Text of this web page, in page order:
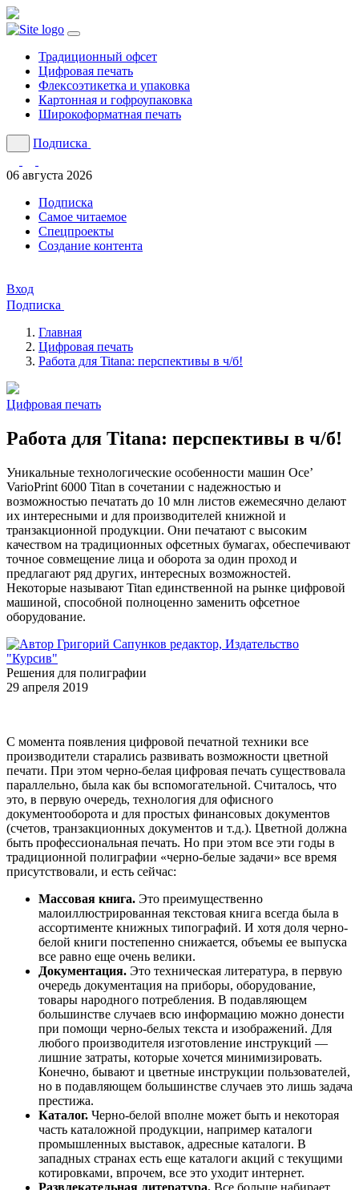
Традиционный офсет
Цифровая печать
Флексоэтикетка и упаковка
Картонная и гофроупаковка
Широкоформатная печать
Подписка
06 августа 2026
Подписка
Cамое читаемое
Спецпроекты
Создание контента
Вход
Подписка
Главная
Цифровая печать
Работа для Titana: перспективы в ч/б!
Цифровая печать
Работа для Titana: перспективы в ч/б!
Уникальные технологические особенности машин Ocе’
VarioPrint 6000 Titan в сочетании с надежностью и
возможностью печатать до 10 млн листов ежемесячно делают
их интересными и для производителей книжной и
транзакционной продукции. Они печатают с высоким
качеством на традиционных офсетных бумагах, обеспечивают
точное совмещение лица и оборота за один проход и
предлагают ряд других, интересных возможностей.
Некоторые называют Titan единственной на рынке цифровой
машиной, способной полноценно заменить офсетное
оборудование.
Григорий Сапунков редактор, Издательство
"Курсив"
Решения для полиграфии
29 апреля 2019
С момента появления цифровой печатной техники все
производители старались развивать возможности цветной
печати. При этом черно-белая цифровая печать существовала
параллельно, была как бы вспомогательной. Считалось, что
это, в первую очередь, технология для офисного
документооборота и для простых финансовых документов
(счетов, транзакционных документов и т.д.). Цветной должна
быть профессиональная печать. Но при этом все эти годы в
традиционной полиграфии «черно-белые задачи» все время
присутствовали, и есть сейчас:
Массовая книга. Это преимущественно
малоиллюстрированная текстовая книга всегда была в
ассортименте книжных типографий. И хотя доля черно-
белой книги постепенно снижается, объемы ее выпуска
все равно еще очень велики.
Документация. Это техническая литература, в первую
очередь документация на приборы, оборудование,
товары народного потребления. В подавляющем
большинстве случаев всю информацию можно донести
при помощи черно-белых текста и изображений. Для
любого производителя изготовление инструкций —
лишние затраты, которые хочется минимизировать.
Конечно, бывают и цветные инструкции пользователей,
но в подавляющем большинстве случаев это лишь задача
престижа.
Каталог. Черно-белой вполне может быть и некоторая
часть каталожной продукции, например каталоги
промышленных выставок, адресные каталоги. В
западных странах есть еще каталоги акций с текущими
котировками, впрочем, все это уходит интернет.